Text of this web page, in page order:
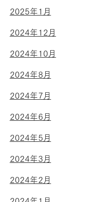
2025年1月
2024年12月
2024年10月
2024年8月
2024年7月
2024年6月
2024年5月
2024年3月
2024年2月